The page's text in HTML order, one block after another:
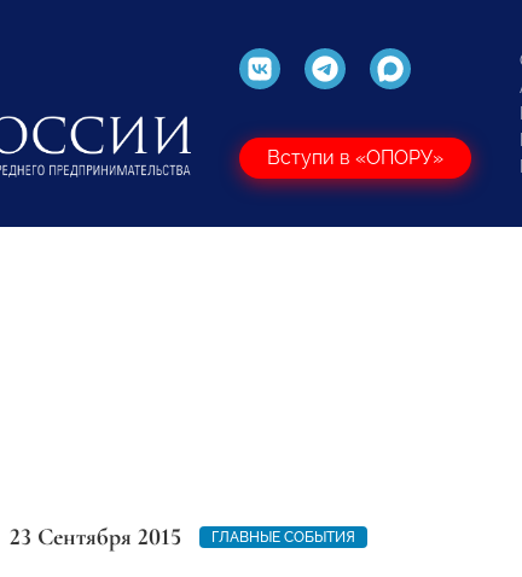
Вступи в «ОПОРУ»
23 Сентября 2015 ГЛАВНЫЕ СОБЫТИЯ